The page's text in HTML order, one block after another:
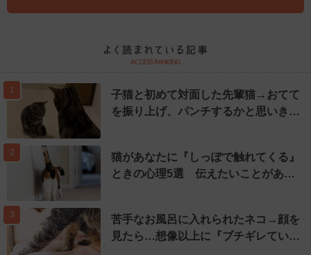
1
子猫と初めて対面した先輩猫→おてて
を振り上げ、パンチするかと思いき…
2
猫があなたに『しっぽで触れてくる』
ときの心理5選 伝えたいことがあ…
3
苦手なお風呂に入れられたネコ→顔を
見たら…想像以上に『ブチギレてい…